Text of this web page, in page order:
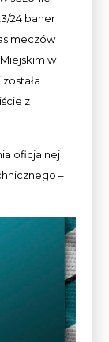
24 baner
meczów
w
z
oficjalnej
–